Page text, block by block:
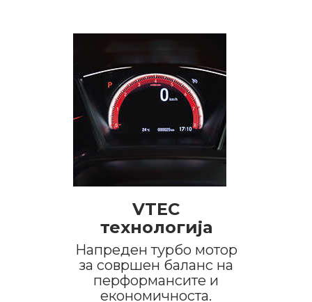
VTEC
технологија
Напреден турбо мотор
за совршен баланс на
перформансите и
економичноста.